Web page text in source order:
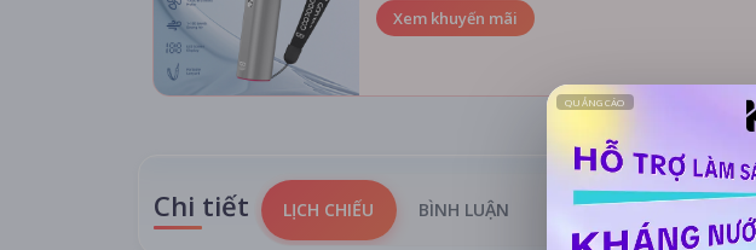
Xem khuyến mãi
Chi tiết LỊCH CHIẾU BÌNH LUẬN ĐÁNH GIÁ